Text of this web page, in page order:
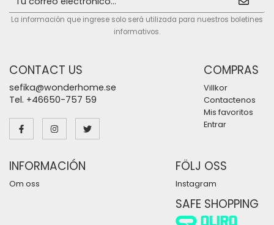
La información que ingrese solo será utilizada para nuestros boletines
informativos.
CONTACT US
sefika@wonderhome.se
Tel. +46650-757 59
COMPRAS
Villkor
Contactenos
Mis favoritos
Entrar
INFORMACIÓN
Om oss
FÖLJ OSS
Instagram
SAFE SHOPPING